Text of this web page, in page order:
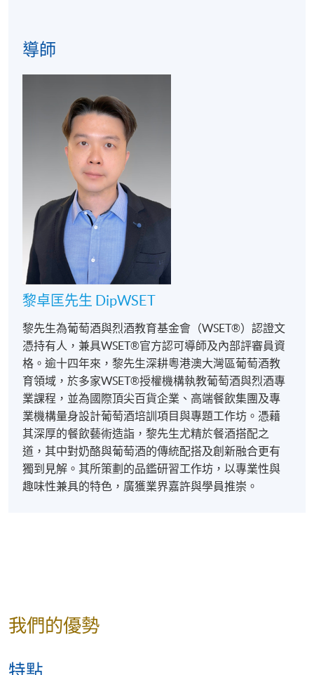
港島東分校
Room 901 @ IEC (Island East Campus)
NUTRITION & CULINARY LAB @ ISP (Island South
Campus)
導師
黎卓匡先生 DipWSET
黎先生為葡萄酒與烈酒教育基金會（WSET®）認證文
憑持有人，兼具WSET®官方認可導師及內部評審員資
格。逾十四年來，黎先生深耕粵港澳大灣區葡萄酒教
育領域，於多家WSET®授權機構執教葡萄酒與烈酒專
業課程，並為國際頂尖百貨企業、高端餐飲集團及專
業機構量身設計葡萄酒培訓項目與專題工作坊。憑藉
其深厚的餐飲藝術造詣，黎先生尤精於餐酒搭配之
道，其中對奶酪與葡萄酒的傳統配搭及創新融合更有
獨到見解。其所策劃的品鑑研習工作坊，以專業性與
趣味性兼具的特色，廣獲業界嘉許與學員推崇。
我們的優勢
特點